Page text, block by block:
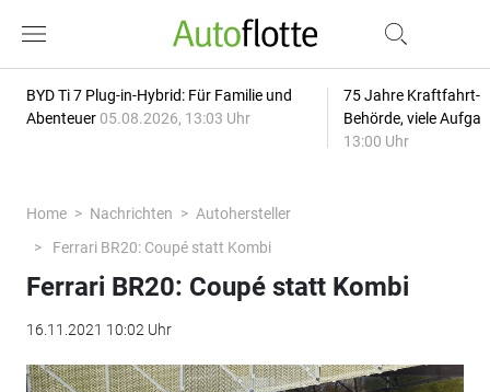
BYD Ti 7 Plug-in-Hybrid: Für Familie und
Abenteuer 05.08.2026, 13:03 Uhr
75 Jahre Kraftfahrt-
Behörde, viele
13:00 Uhr
Home Nachrichten
Autohersteller
Ferrari BR20: Coupé statt Kombi
Ferrari BR20: Coupé statt Kombi
16.11.2021 10:02 Uhr